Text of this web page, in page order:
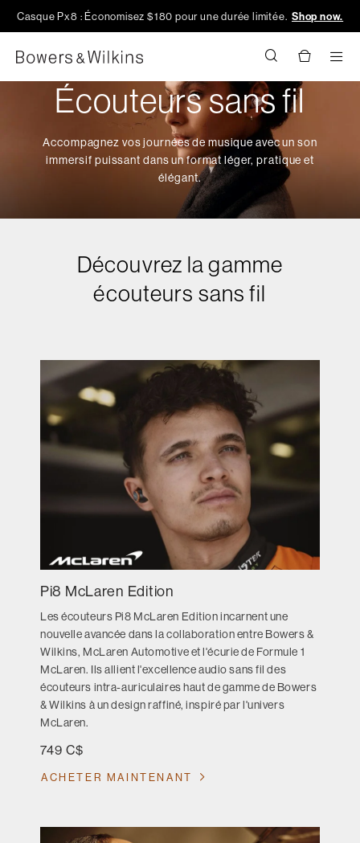
Casque Px8 : Économisez $180 pour une durée limitée. Shop now.
Écouteurs sans fil
Accompagnez vos journées de musique avec un son
immersif puissant dans un format léger, pratique et
élégant.
Découvrez la gamme
écouteurs sans fil
Pi8 McLaren Edition
Les écouteurs Pi8 McLaren Edition incarnent une
nouvelle avancée dans la collaboration entre Bowers &
Wilkins, McLaren Automotive et l'écurie de Formule 1
McLaren. Ils allient l'excellence audio sans fil des
écouteurs intra-auriculaires haut de gamme de Bowers
& Wilkins à un design raffiné, inspiré par l'univers
McLaren.
749 C$
ACHETER MAINTENANT